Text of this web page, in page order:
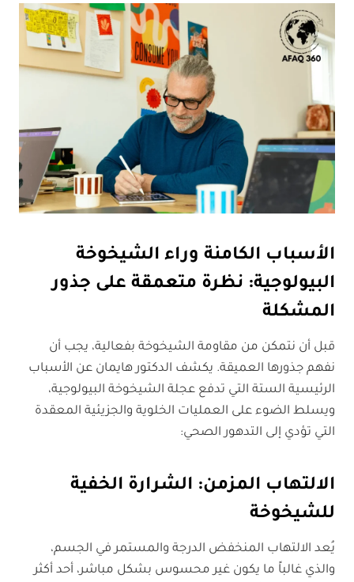
الأسباب الكامنة وراء الشيخوخة
البيولوجية: نظرة متعمقة على جذور
المشكلة
قبل أن نتمكن من مقاومة الشيخوخة بفعالية، يجب أن
نفهم جذورها العميقة. يكشف الدكتور هايمان عن الأسباب
الرئيسية الستة التي تدفع عجلة الشيخوخة البيولوجية،
ويسلط الضوء على العمليات الخلوية والجزيئية المعقدة
التي تؤدي إلى التدهور الصحي:
الالتهاب المزمن: الشرارة الخفية
للشيخوخة
يُعد الالتهاب المنخفض الدرجة والمستمر في الجسم،
والذي غالباً ما يكون غير محسوس بشكل مباشر، أحد أكثر